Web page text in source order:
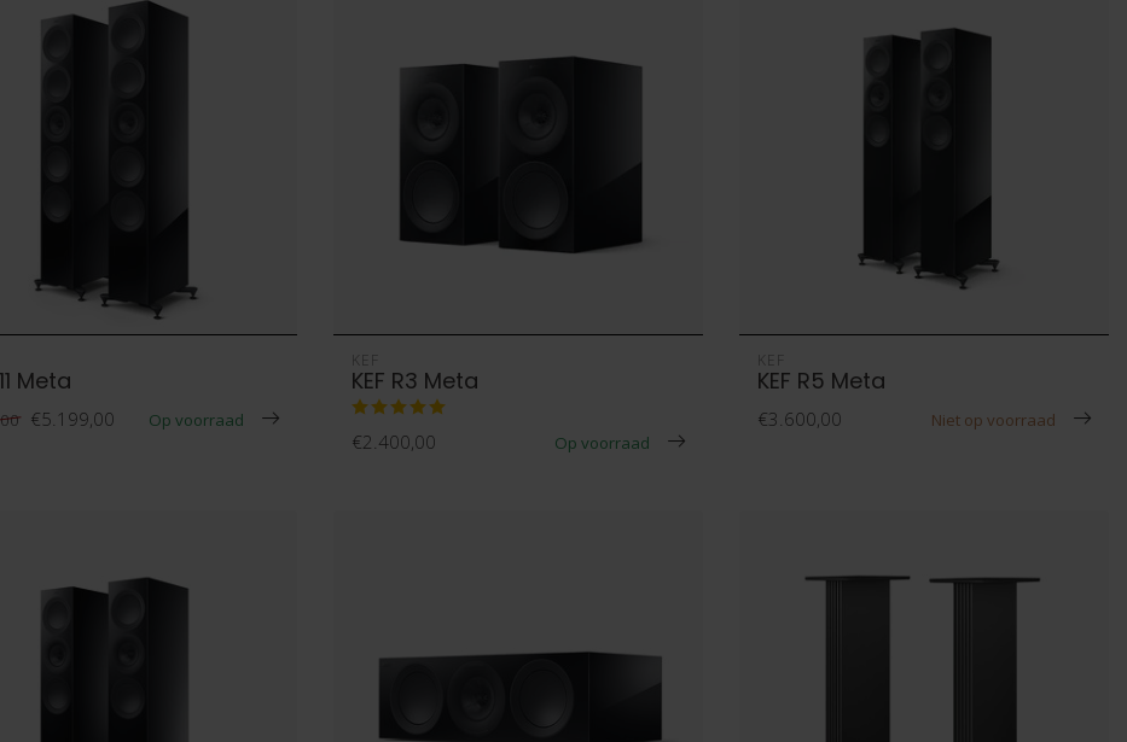
Meta
€5.199,00 Op voorraad
KEF
KEF R3 Meta
€2.400,00 Op voorraad
KEF
KEF R5 Meta
€3.600,00 Niet op voorraad